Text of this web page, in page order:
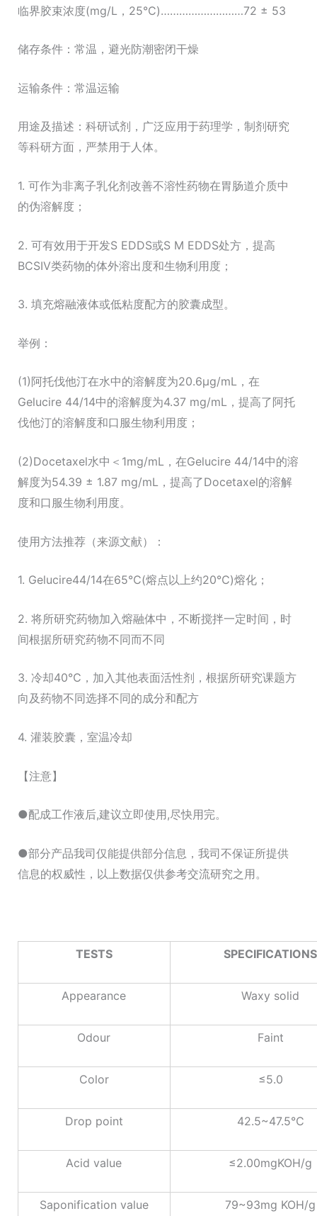
临界胶束浓度(mg/L，25°C)………………………72 ± 53
储存条件：常温，避光防潮密闭干燥
运输条件：常温运输
用途及描述：科研试剂，广泛应用于药理学，制剂研究
等科研方面，严禁用于人体。
1. 可作为非离子乳化剂改善不溶性药物在胃肠道介质中
的伪溶解度；
2. 可有效用于开发S EDDS或S M EDDS处方，提高
BCSIV类药物的体外溶出度和生物利用度；
3. 填充熔融液体或低粘度配方的胶囊成型。
举例：
(1)阿托伐他汀在水中的溶解度为20.6μg/mL，在
Gelucire 44/14中的溶解度为4.37 mg/mL，提高了阿托
伐他汀的溶解度和口服生物利用度；
(2)Docetaxel水中＜1mg/mL，在Gelucire 44/14中的溶
解度为54.39 ± 1.87 mg/mL，提高了Docetaxel的溶解
度和口服生物利用度。
使用方法推荐（来源文献）：
1. Gelucire44/14在65℃(熔点以上约20℃)熔化；
2. 将所研究药物加入熔融体中，不断搅拌一定时间，时
间根据所研究药物不同而不同
3. 冷却40℃，加入其他表面活性剂，根据所研究课题方
向及药物不同选择不同的成分和配方
4. 灌装胶囊，室温冷却
【注意】
●配成工作液后,建议立即使用,尽快用完。
●部分产品我司仅能提供部分信息，我司不保证所提供
信息的权威性，以上数据仅供参考交流研究之用。
TESTS SPECIFICATIONS
Appearance Waxy solid
Odour Faint
Color ≤5.0
Drop point 42.5~47.5℃
Acid value ≤2.00mgKOH/g
Saponification value 79~93mg KOH/g